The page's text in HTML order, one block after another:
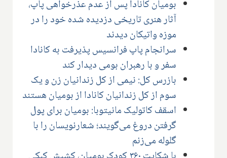
بومیان کانادا پس از عدم عذرخواهی پاپ،
آثار هنری تاریخی دزدیده شده خود را در
موزه واتیکان دیدند
سرانجام پاپ فرانسیس پذیرفت به کانادا
سفر و با رهبران بومی دیدار کند
بازرس کل: نیمی از کل زندانیان زن و یک
سوم از کل زندانیان کانادا از بومیان هستند
اسقف کاتولیک مانیتوبا: بومیان برای پول
گرفتن دروغ می‌گویند؛ شعارنویسان را با
گلوله می‌زنم